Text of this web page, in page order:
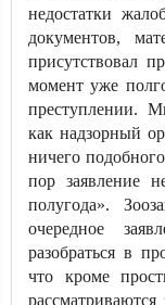
недостатки
документов,
присутствовал
момент уже
преступлении.
как надзорный
ничего
пор заявление
полугода».
очередное
разобраться в
что кроме